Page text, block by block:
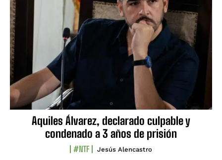
Aquiles Álvarez, declarado culpable y
condenado a 3 años de prisión
#NTF Jesús Alencastro